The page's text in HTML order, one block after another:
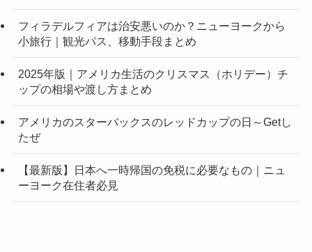
フィラデルフィアは治安悪いのか？ニューヨークから
小旅行｜観光パス、移動手段まとめ
2025年版｜アメリカ生活のクリスマス（ホリデー）チ
ップの相場や渡し方まとめ
アメリカのスターバックスのレッドカップの日～Getし
たぜ
【最新版】日本へ一時帰国の免税に必要なもの｜ニュ
ーヨーク在住者必見